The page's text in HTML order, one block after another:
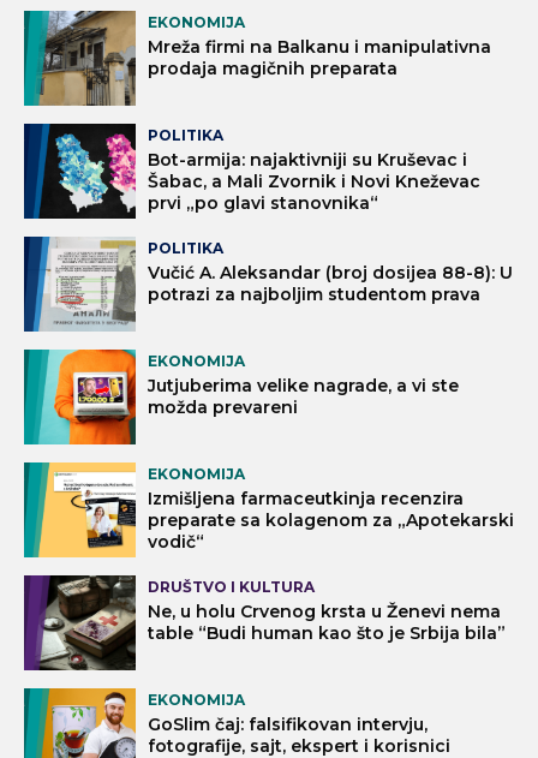
EKONOMIJA
Mreža firmi na Balkanu i manipulativna
prodaja magičnih preparata
POLITIKA
Bot-armija: najaktivniji su Kruševac i
Šabac, a Mali Zvornik i Novi Kneževac
prvi „po glavi stanovnika“
POLITIKA
Vučić A. Aleksandar (broj dosijea 88-8): U
potrazi za najboljim studentom prava
EKONOMIJA
Jutjuberima velike nagrade, a vi ste
možda prevareni
EKONOMIJA
Izmišljena farmaceutkinja recenzira
preparate sa kolagenom za „Apotekarski
vodič“
DRUŠTVO I KULTURA
Ne, u holu Crvenog krsta u Ženevi nema
table “Budi human kao što je Srbija bila”
EKONOMIJA
GoSlim čaj: falsifikovan intervju,
fotografije, sajt, ekspert i korisnici